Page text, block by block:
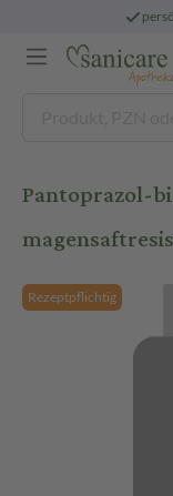
Pantoprazol-
Rezeptpflichtig